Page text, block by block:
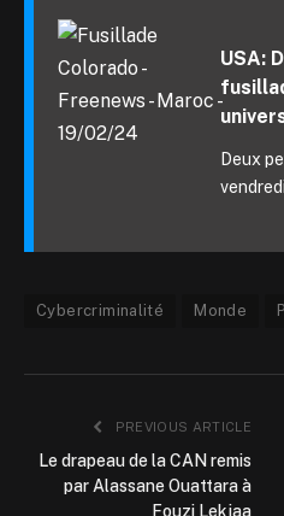
USA:
Deux
Cybercriminalité Monde
PREVIOUS ARTICLE
Le drapeau de la CAN remis
par Alassane Ouattara à
Fouzi Lekjaa